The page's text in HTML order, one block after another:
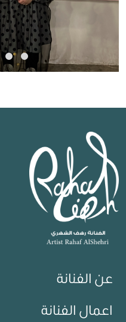
عن الفنانة
اعمال الفنانة